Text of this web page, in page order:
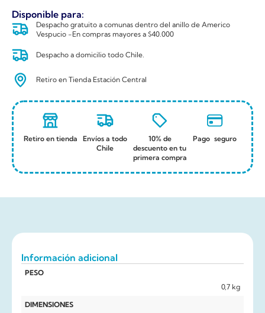
Disponible para:
Despacho gratuito a comunas dentro del anillo de Americo
Vespucio -En compras mayores a $40.000
Despacho a domicilio todo Chile.
Retiro en Tienda Estación Central
Retiro en tienda
Envíos a todo
Chile
10% de
descuento en tu
primera compra
Pago seguro
Información adicional
PESO
0,7 kg
DIMENSIONES